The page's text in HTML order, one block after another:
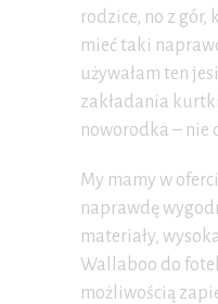
rodzice, no z gór,
mieć taki
używałam ten
zakładania
noworodka – nie
My mamy w
naprawdę
materiały,
Wallaboo do
możliwością